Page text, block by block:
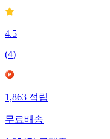
4.5
(4)
1,863적립
무료배송